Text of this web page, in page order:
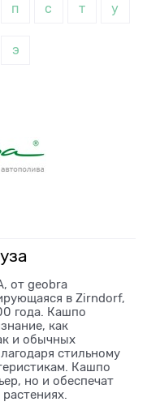
п с т у
э
от geobra
в Zirndorf,
года. Кашпо
как
и обычных
стильному
Кашпо
но и обеспечат